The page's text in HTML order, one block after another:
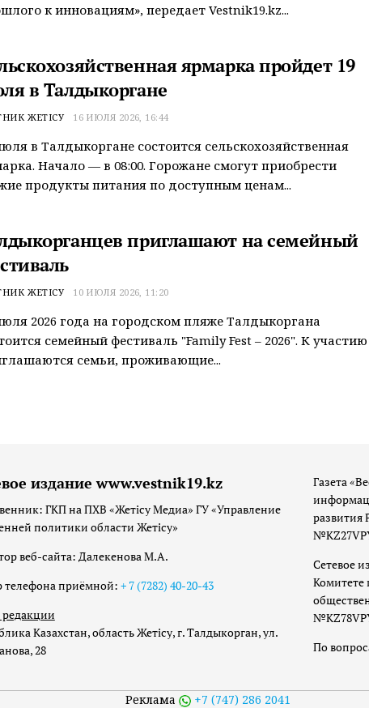
к инновациям», передает Vestnik19.kz...
ярмарка пройдет 19
в Талдыкоргане
ЖЕТІСУ 16 ИЮЛЯ 2026, 16:44
в Талдыкоргане состоится сельскохозяйственная
Начало — в 08:00. Горожане смогут приобрести
продукты питания по доступным ценам...
приглашают на семейный
ЖЕТІСУ 10 ИЮЛЯ 2026, 11:20
2026 года на городском пляже Талдыкоргана
семейный фестиваль "Family Fest – 2026". К участию
семьи, проживающие...
издание www.vestnik19.kz
ГКП на ПХВ «Жетісу Медиа» ГУ «Управление
политики области Жетісу»
веб-сайта: Далекенова М.А.
телефона приёмной: + 7 (7282) 40-20-43
Казахстан, область Жетісу, г. Талдыкорган, ул.
28
Газета
развития
Сетевое
По
Реклама +7 (747) 286 2041